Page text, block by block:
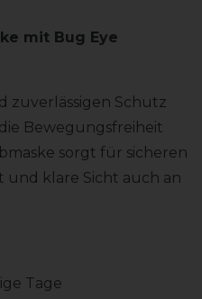
mit Bug Eye
zuverlässigen Schutz
Bewegungsfreiheit
sorgt für sicheren
und klare Sicht auch an
Tage